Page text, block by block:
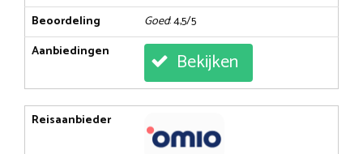
Beoordeling Goed: 4,5/5
Aanbiedingen
Bekijken
Reisaanbieder